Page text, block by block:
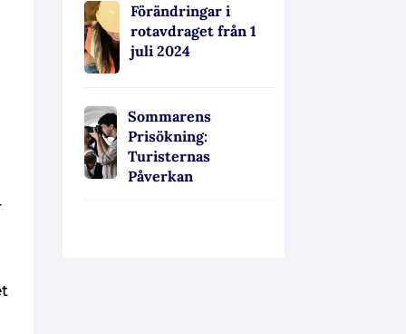
Förändringar i
rotavdraget från 1
juli 2024
Sommarens
Prisökning:
Turisternas
Påverkan